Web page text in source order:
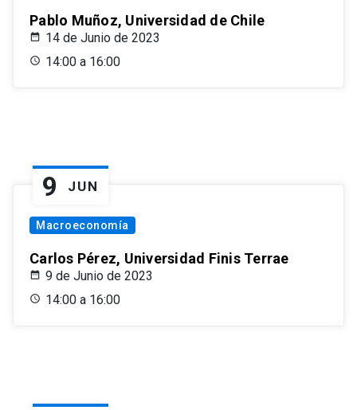
Pablo Muñoz, Universidad de Chile
14 de Junio de 2023
14:00 a 16:00
9 JUN
Macroeconomía
Carlos Pérez, Universidad Finis Terrae
9 de Junio de 2023
14:00 a 16:00